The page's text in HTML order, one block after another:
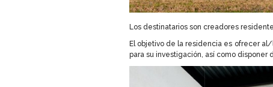
Los destinatarios son creadores
El objetivo de la residencia es ofrecer
para su investigación, así como disponer